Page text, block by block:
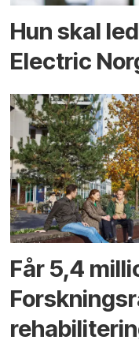
Hun skal
Electric
Får 5,4